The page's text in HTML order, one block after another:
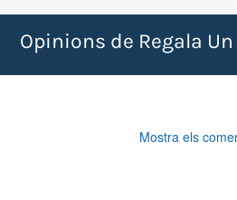
Opinions de Regala
Mostra els